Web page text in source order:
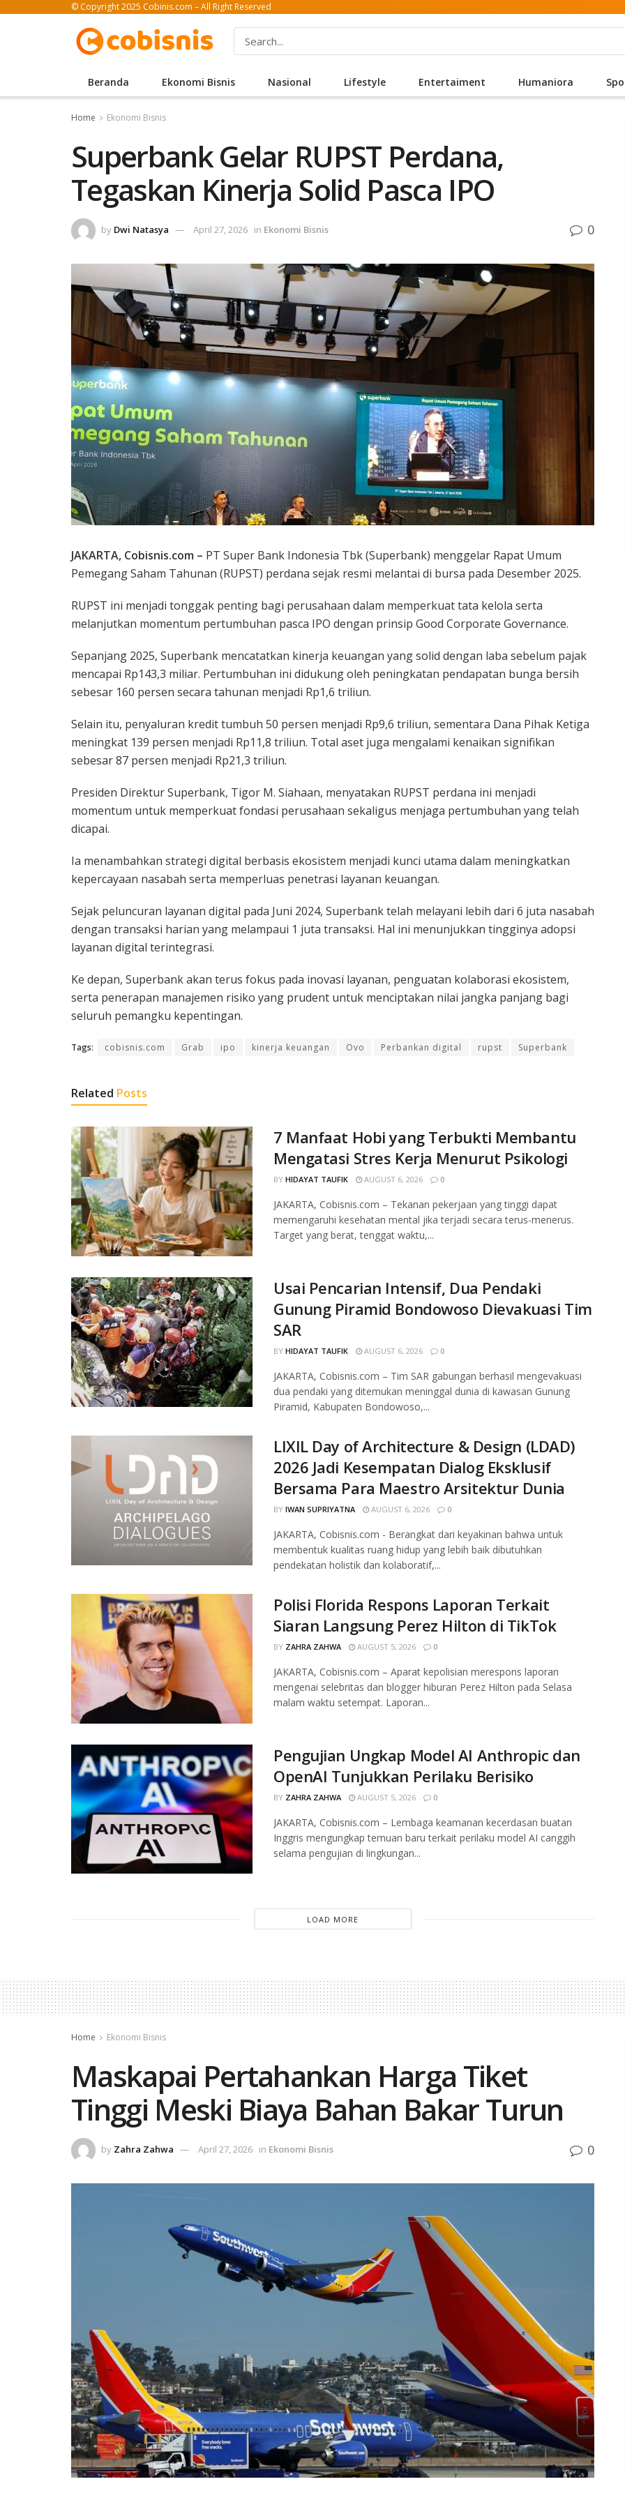
© Copyright 2025 Cobinis.com – All Right Reserved
Beranda Ekonomi Bisnis Nasional Lifestyle Entertaiment Humaniora
Home Ekonomi Bisnis
Superbank Gelar RUPST Perdana,
Tegaskan Kinerja Solid Pasca IPO
by Dwi Natasya April 27, 2026 in Ekonomi Bisnis 0
JAKARTA, Cobisnis.com – PT Super Bank Indonesia Tbk (Superbank) menggelar Rapat Umum
Pemegang Saham Tahunan (RUPST) perdana sejak resmi melantai di bursa pada Desember 2025.
RUPST ini menjadi tonggak penting bagi perusahaan dalam memperkuat tata kelola serta
melanjutkan momentum pertumbuhan pasca IPO dengan prinsip Good Corporate Governance.
Sepanjang 2025, Superbank mencatatkan kinerja keuangan yang solid dengan laba sebelum pajak
mencapai Rp143,3 miliar. Pertumbuhan ini didukung oleh peningkatan pendapatan bunga bersih
sebesar 160 persen secara tahunan menjadi Rp1,6 triliun.
Selain itu, penyaluran kredit tumbuh 50 persen menjadi Rp9,6 triliun, sementara Dana Pihak Ketiga
meningkat 139 persen menjadi Rp11,8 triliun. Total aset juga mengalami kenaikan signifikan
sebesar 87 persen menjadi Rp21,3 triliun.
Presiden Direktur Superbank, Tigor M. Siahaan, menyatakan RUPST perdana ini menjadi
momentum untuk memperkuat fondasi perusahaan sekaligus menjaga pertumbuhan yang telah
dicapai.
Ia menambahkan strategi digital berbasis ekosistem menjadi kunci utama dalam meningkatkan
kepercayaan nasabah serta memperluas penetrasi layanan keuangan.
Sejak peluncuran layanan digital pada Juni 2024, Superbank telah melayani lebih dari 6 juta nasabah
dengan transaksi harian yang melampaui 1 juta transaksi. Hal ini menunjukkan tingginya adopsi
layanan digital terintegrasi.
Ke depan, Superbank akan terus fokus pada inovasi layanan, penguatan kolaborasi ekosistem,
serta penerapan manajemen risiko yang prudent untuk menciptakan nilai jangka panjang bagi
seluruh pemangku kepentingan.
Tags: cobisnis.com Grab ipo kinerja keuangan Ovo Perbankan digital rupst Superbank
Related Posts
7 Manfaat Hobi yang Terbukti Membantu
Mengatasi Stres Kerja Menurut Psikologi
BY HIDAYAT TAUFIK AUGUST 6, 2026 0
JAKARTA, Cobisnis.com – Tekanan pekerjaan yang tinggi dapat
memengaruhi kesehatan mental jika terjadi secara terus-menerus.
Target yang berat, tenggat waktu,...
Usai Pencarian Intensif, Dua Pendaki
Gunung Piramid Bondowoso Dievakuasi Tim
SAR
BY HIDAYAT TAUFIK AUGUST 6, 2026 0
JAKARTA, Cobisnis.com – Tim SAR gabungan berhasil mengevakuasi
dua pendaki yang ditemukan meninggal dunia di kawasan Gunung
Piramid, Kabupaten Bondowoso,...
LIXIL Day of Architecture & Design (LDAD)
2026 Jadi Kesempatan Dialog Eksklusif
Bersama Para Maestro Arsitektur Dunia
BY IWAN SUPRIYATNA AUGUST 6, 2026 0
JAKARTA, Cobisnis.com - Berangkat dari keyakinan bahwa untuk
membentuk kualitas ruang hidup yang lebih baik dibutuhkan
pendekatan holistik dan kolaboratif,...
Polisi Florida Respons Laporan Terkait
Siaran Langsung Perez Hilton di TikTok
BY ZAHRA ZAHWA AUGUST 5, 2026 0
JAKARTA, Cobisnis.com – Aparat kepolisian merespons laporan
mengenai selebritas dan blogger hiburan Perez Hilton pada Selasa
malam waktu setempat. Laporan...
Pengujian Ungkap Model AI Anthropic dan
OpenAI Tunjukkan Perilaku Berisiko
BY ZAHRA ZAHWA AUGUST 5, 2026 0
JAKARTA, Cobisnis.com – Lembaga keamanan kecerdasan buatan
Inggris mengungkap temuan baru terkait perilaku model AI canggih
selama pengujian di lingkungan...
LOAD MORE
Home Ekonomi Bisnis
Maskapai Pertahankan Harga Tiket
Tinggi Meski Biaya Bahan Bakar Turun
by Zahra Zahwa April 27, 2026 in Ekonomi Bisnis 0